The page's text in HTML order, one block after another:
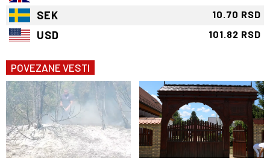
SEK 10.70 RSD
USD 101.82 RSD
POVEZANE VESTI